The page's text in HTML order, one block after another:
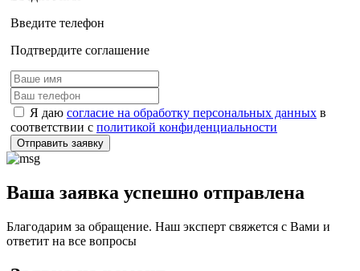
Введите телефон
Подтвердите соглашение
Я даю согласие на обработку персональных данных в
соответствии с политикой конфиденциальности
Отправить заявку
Ваша заявка успешно отправлена
Благодарим за обращение. Наш эксперт свяжется с Вами и
ответит на все вопросы